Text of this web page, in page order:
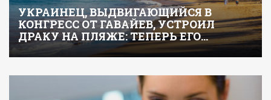
УКРАИНЕЦ, ВЫДВИГАЮЩИЙСЯ В
КОНГРЕСС ОТ ГАВАЙЕВ, УСТРОИЛ
ДРАКУ НА ПЛЯЖЕ: ТЕПЕРЬ ЕГО…